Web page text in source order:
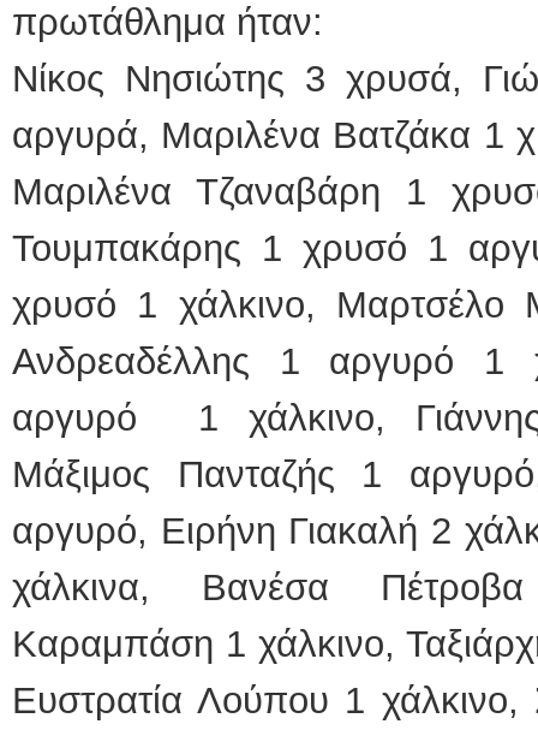
πρωτάθλημα ήταν:
Νίκος Νησιώτης 3 χρυσά,
αργυρά, Μαριλένα Βατζάκα 1
Μαριλένα Τζαναβάρη 1
Τουμπακάρης 1 χρυσό 1
χρυσό 1 χάλκινο, Μαρτσέλο
Ανδρεαδέλλης 1 αργυρό 1
αργυρό 1 χάλκινο,
Μάξιμος Πανταζής 1
αργυρό, Ειρήνη Γιακαλή 2
χάλκινα, Βανέσα
Καραμπάση 1 χάλκινο,
Ευστρατία Λούπου 1